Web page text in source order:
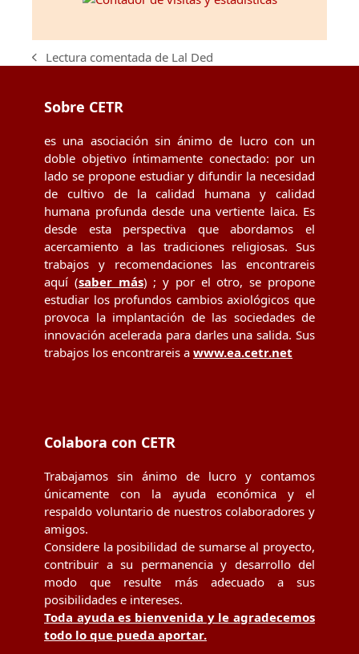
previous
Lectura comentada de Lal Ded
Sobre CETR
es una asociación sin ánimo de lucro con un
doble objetivo íntimamente conectado: por un
lado se propone estudiar y difundir la necesidad
de cultivo de la calidad humana y calidad
humana profunda desde una vertiente laica. Es
desde esta perspectiva que abordamos el
acercamiento a las tradiciones religiosas. Sus
trabajos y recomendaciones las encontrareis
aquí (saber más) ; y por el otro, se propone
estudiar los profundos cambios axiológicos que
provoca la implantación de las sociedades de
innovación acelerada para darles una salida. Sus
trabajos los encontrareis a www.ea.cetr.net
Colabora con CETR
Trabajamos sin ánimo de lucro y contamos
únicamente con la ayuda económica y el
respaldo voluntario de nuestros colaboradores y
amigos.
Considere la posibilidad de sumarse al proyecto,
contribuir a su permanencia y desarrollo del
modo que resulte más adecuado a sus
posibilidades e intereses.
Toda ayuda es bienvenida y le agradecemos
todo lo que pueda aportar.